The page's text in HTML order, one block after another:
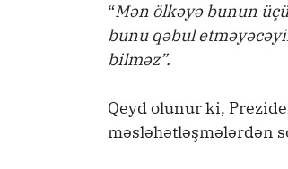
“Mən ölkəyə bunun
bunu qəbul
bilməz”.
Qeyd olunur ki,
məsləhətləşmələrdən